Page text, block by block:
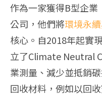
作為一家獲得B型企
公司，他們將環境永
核心。自2018年起實
立了Climate Neutral
業測量、減少並抵銷
回收材料，例如以回